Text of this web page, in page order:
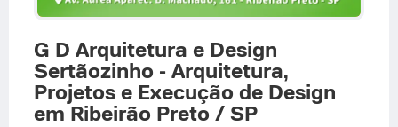
G D Arquitetura e Design
Sertãozinho - Arquitetura,
Projetos e Execução de Design
em Ribeirão Preto / SP